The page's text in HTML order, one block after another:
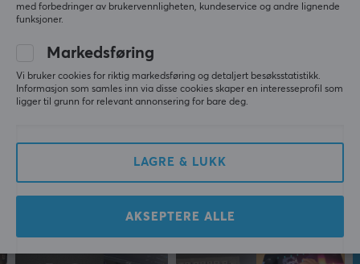
Mer fra vårt fellesskap
med forbedringer av brukervennligheten, kundeservice og andre lignende
funksjoner.
Markedsføring
Vi bruker cookies for riktig markedsføring og detaljert besøksstatistikk.
Informasjon som samles inn via disse cookies skaper en interesseprofil som
ligger til grunn for relevant annonsering for bare deg.
LAGRE & LUKK
AKSEPTERE ALLE